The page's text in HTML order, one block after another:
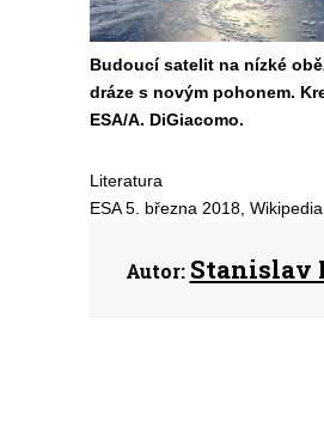
Budoucí satelit na nízké
dráze s novým pohonem.
ESA/A. DiGiacomo.
Literatura
ESA 5. března 2018,
Autor: